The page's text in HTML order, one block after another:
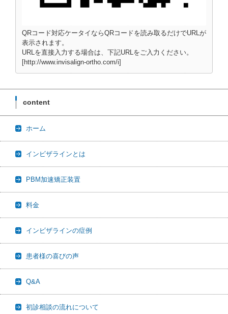
QRコード対応ケータイならQRコードを読み取るだけでURLが
表示されます。
URLを直接入力する場合は、下記URLをご入力ください。
[http://www.invisalign-ortho.com/i]
content
ホーム
インビザラインとは
PBM加速矯正装置
料金
インビザラインの症例
患者様の喜びの声
Q&A
初診相談の流れについて